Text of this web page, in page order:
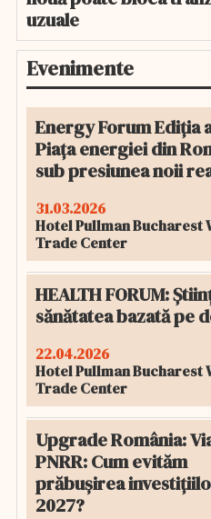
uzuale
Evenimente
Energy Forum Ediția
Piața energiei din
sub presiunea noii
31.03.2026
Hotel Pullman Bucharest
Trade Center
HEALTH FORUM:
sănătatea bazată pe
22.04.2026
Hotel Pullman Bucharest
Trade Center
Upgrade România:
PNRR: Cum evităm
prăbușirea
2027?